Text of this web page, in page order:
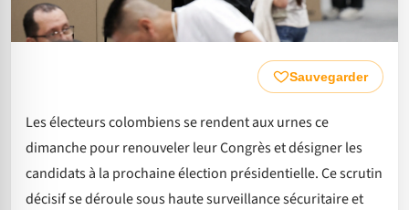
Sauvegarder
Les électeurs colombiens se rendent aux urnes ce
dimanche pour renouveler leur Congrès et désigner les
candidats à la prochaine élection présidentielle. Ce scrutin
décisif se déroule sous haute surveillance sécuritaire et